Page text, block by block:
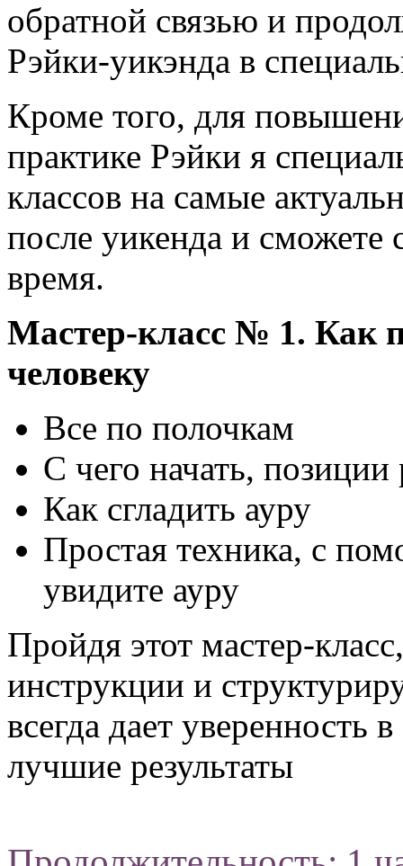
обратной связью и
Рэйки-уикэнда в
Кроме того, для
практике Рэйки я
классов на самые
после уикенда и сможете
время.
Мастер-класс № 1. Как
человеку
Все по полочкам
С чего начать, позиции
Как сгладить ауру
Простая техника, с
увидите ауру
Пройдя этот мастер-
инструкции и
всегда дает уверенность
лучшие результаты